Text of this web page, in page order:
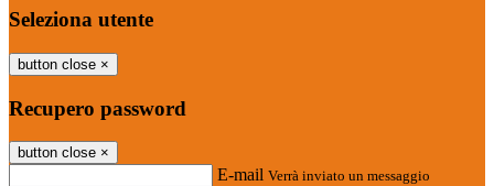
Seleziona utente
button close ×
Recupero password
button close ×
E-mail Verrà inviato un messaggio